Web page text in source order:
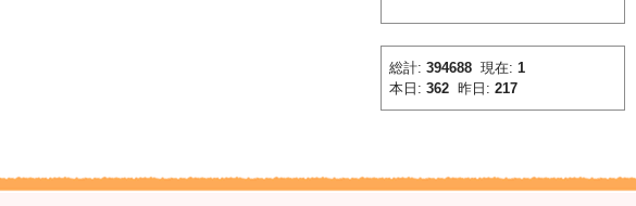
総計: 394688 現在: 1
本日: 362 昨日: 217